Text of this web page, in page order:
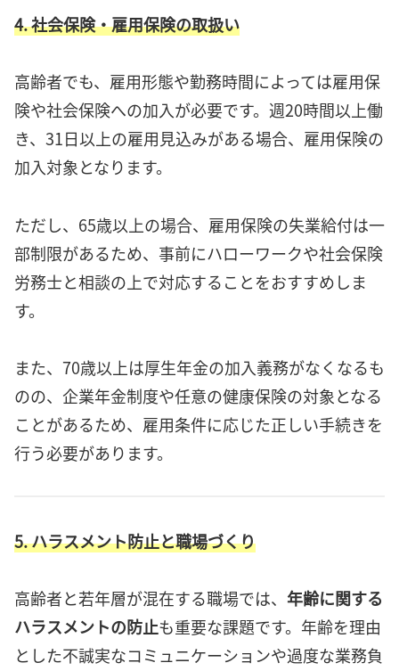
4. 社会保険・雇用保険の取扱い
高齢者でも、雇用形態や勤務時間によっては雇用保
険や社会保険への加入が必要です。週20時間以上働
き、31日以上の雇用見込みがある場合、雇用保険の
加入対象となります。
ただし、65歳以上の場合、雇用保険の失業給付は一
部制限があるため、事前にハローワークや社会保険
労務士と相談の上で対応することをおすすめしま
す。
また、70歳以上は厚生年金の加入義務がなくなるも
のの、企業年金制度や任意の健康保険の対象となる
ことがあるため、雇用条件に応じた正しい手続きを
行う必要があります。
5. ハラスメント防止と職場づくり
高齢者と若年層が混在する職場では、 年齢に関する
ハラスメントの防止も重要な課題です。年齢を理由
とした不誠実なコミュニケーションや過度な業務負